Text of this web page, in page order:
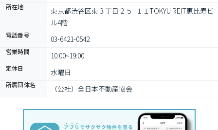
所在地
東京都渋谷区東３丁目２５−１１TOKYU REIT恵比寿ビ
ル4階
電話番号 03-6421-0542
営業時間 10:00~19:00
定休日 水曜日
所属団体名 （公社）全日本不動産協会